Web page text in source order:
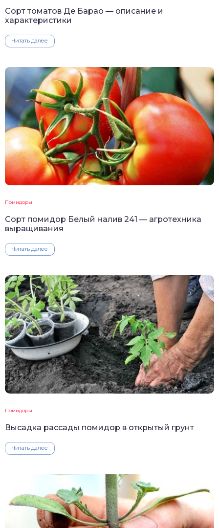
Сорт томатов Де Барао — описание и
характеристики
Читать далее
Помидоры
Сорт помидор Белый налив 241 — агротехника
выращивания
Читать далее
Помидоры
Высадка рассады помидор в открытый грунт
Читать далее